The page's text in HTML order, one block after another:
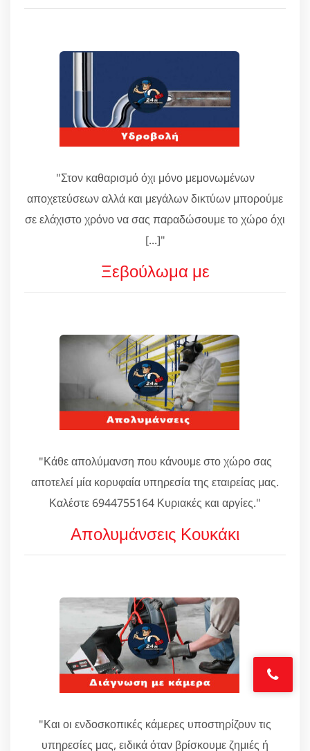
"Στον καθαρισμό όχι μόνο μεμονωμένων
αποχετεύσεων αλλά και μεγάλων δικτύων μπορούμε
σε ελάχιστο χρόνο να σας παραδώσουμε το χώρο όχι
[...]"
Ξεβούλωμα με
"Κάθε απολύμανση που κάνουμε στο χώρο σας
αποτελεί μία κορυφαία υπηρεσία της εταιρείας μας.
Καλέστε 6944755164 Κυριακές και αργίες."
Απολυμάνσεις Κουκάκι
"Και οι ενδοσκοπικές κάμερες υποστηρίζουν τις
υπηρεσίες μας, ειδικά όταν βρίσκουμε ζημιές ή